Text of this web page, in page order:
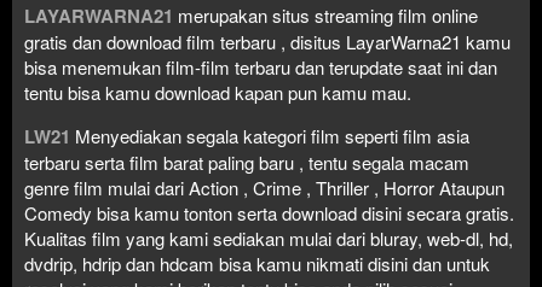
LAYARWARNA21 merupakan situs streaming film online
gratis dan download film terbaru , disitus LayarWarna21 kamu
bisa menemukan film-film terbaru dan terupdate saat ini dan
tentu bisa kamu download kapan pun kamu mau.
LW21 Menyediakan segala kategori film seperti film asia
terbaru serta film barat paling baru , tentu segala macam
genre film mulai dari Action , Crime , Thriller , Horror Ataupun
Comedy bisa kamu tonton serta download disini secara gratis.
Kualitas film yang kami sediakan mulai dari bluray, web-dl, hd,
dvdrip, hdrip dan hdcam bisa kamu nikmati disini dan untuk